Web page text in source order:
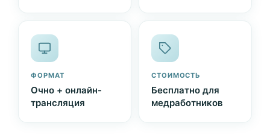
ФОРМАТ
Очно + онлайн-
трансляция
СТОИМОСТЬ
Бесплатно для
медработников